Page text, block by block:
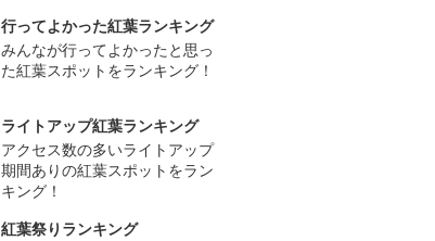
行ってよかった紅葉ランキング
みんなが行ってよかったと思っ
た紅葉スポットをランキング！
ライトアップ紅葉ランキング
アクセス数の多いライトアップ
期間ありの紅葉スポットをラン
キング！
紅葉祭りランキング